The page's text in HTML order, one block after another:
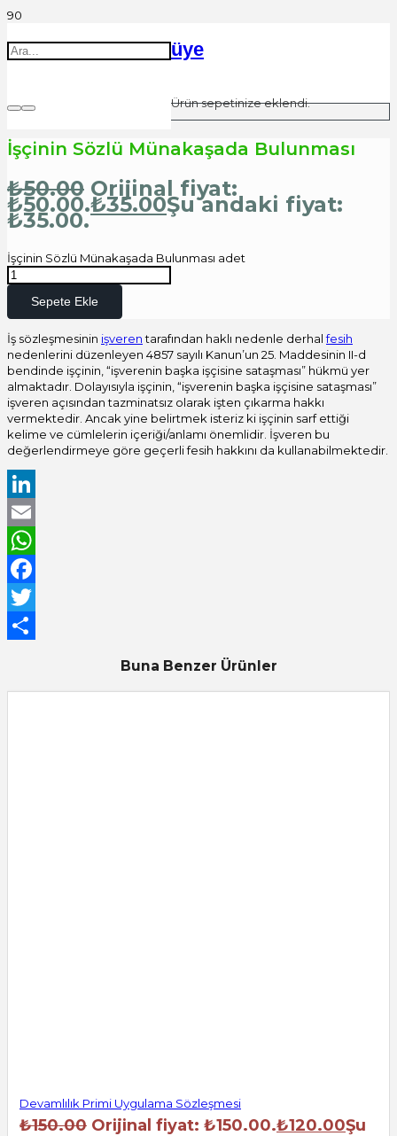
üye
Ürünsepetinize eklendi.
İşçinin Sözlü Münakaşada Bulunması
₺50.00 Orijinal fiyat:
₺50.00.₺35.00Şu andaki fiyat:
₺35.00.
İşçinin Sözlü Münakaşada Bulunması adet
Sepete Ekle
İş sözleşmesinin işverentarafından haklı nedenle derhalfesih
nedenlerini düzenleyen 4857 sayılı Kanun’un 25. Maddesinin II-d
bendinde işçinin, “işverenin başka işçisine sataşması” hükmü yer
almaktadır. Dolayısıyla işçinin, “işverenin başka işçisine sataşması”
işveren açısından tazminatsız olarak işten çıkarma hakkı
vermektedir. Ancak yine belirtmek isteriz ki işçinin sarf ettiği
kelime ve cümlelerin içeriği/anlamı önemlidir. İşveren bu
değerlendirmeye göre geçerli fesih hakkını da kullanabilmektedir.
LinkedIn
Email
WhatsApp
Facebook
Twitter
Buna Benzer Ürünler
Devamlılık Primi Uygulama Sözleşmesi
₺150.00 Orijinal fiyat: ₺150.00.₺120.00Şu